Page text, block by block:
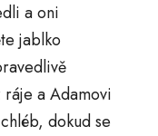
a oni
jablko
a Adamovi
dokud se